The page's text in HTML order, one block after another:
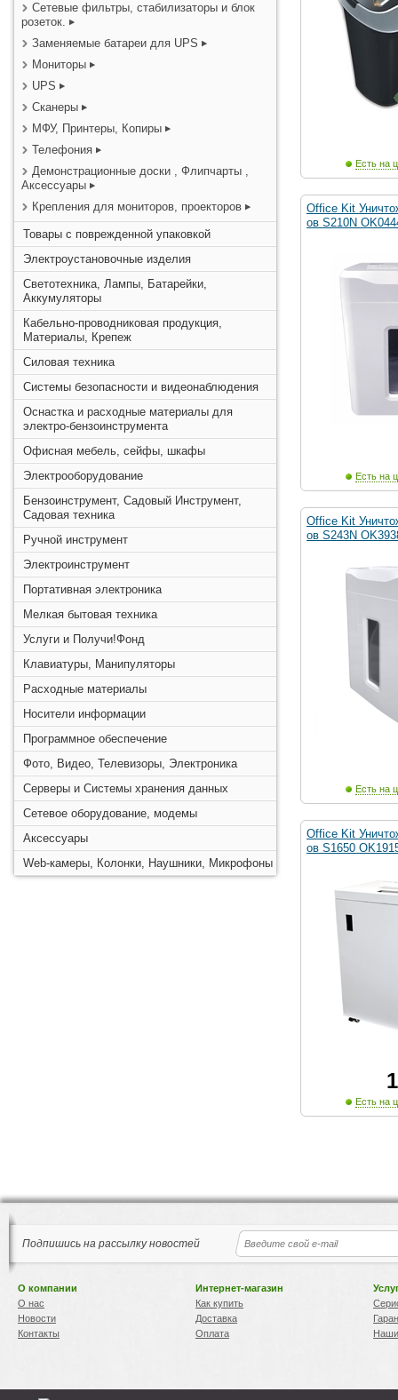
Сетевые фильтры, стабилизаторы и блок
розеток.
Заменяемые батареи для UPS
Мониторы
UPS
Сканеры
МФУ, Принтеры, Копиры
Телефония
Демонстрационные доски , Флипчарты ,
Аксессуары
Крепления для мониторов, проекторов
Товары с поврежденной упаковкой
Электроустановочные изделия
Светотехника, Лампы, Батарейки,
Аккумуляторы
Кабельно-проводниковая продукция,
Материалы, Крепеж
Силовая техника
Системы безопасности и видеонаблюдения
Оснастка и расходные материалы для
электро-бензоинструмента
Офисная мебель, сейфы, шкафы
Электрооборудование
Бензоинструмент, Садовый Инструмент,
Садовая техника
Ручной инструмент
Электроинструмент
Портативная электроника
Мелкая бытовая техника
Услуги и Получи!Фонд
Клавиатуры, Манипуляторы
Расходные материалы
Носители информации
Программное обеспечение
Фото, Видео, Телевизоры, Электроника
Серверы и Системы хранения данных
Сетевое оборудование, модемы
Аксессуары
Web-камеры, Колонки, Наушники, Микрофоны
Есть на
Office Kit
ов S210N
Есть на
Office Kit
ов S243N
Есть на
Office Kit
ов S1650
Есть на
Подпишись на рассылку новостей
О компании
О нас
Новости
Контакты
Интернет-магазин
Как купить
Доставка
Оплата